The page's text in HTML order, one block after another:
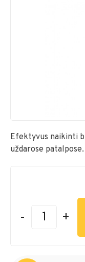
Efektyvus naikinti
uždarose
- +